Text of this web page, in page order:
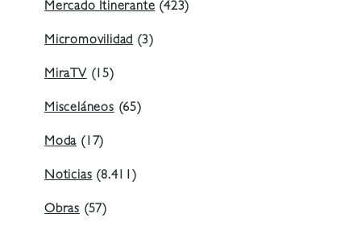
Mercado Itinerante(423)
Micromovilidad(3)
MiraTV(15)
Misceláneos(65)
Moda(17)
Noticias(8.411)
Obras (57)